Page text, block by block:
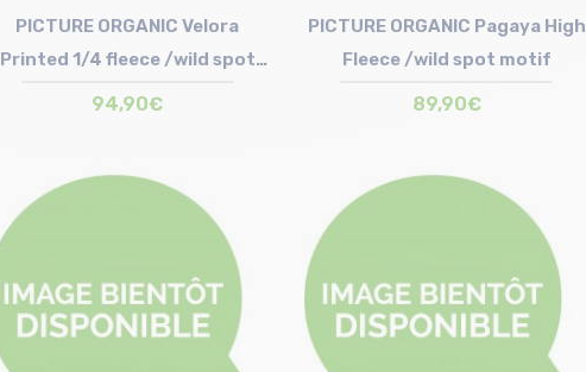
Taille en stock
PICTURE ORGANIC Velora
Printed 1/4 fleece /wild spot
motif
94,90€
PICTURE ORGANIC Pagaya High
Fleece /wild spot motif
89,90€